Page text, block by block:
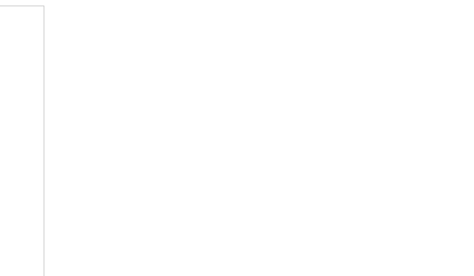
officiellement à Didier Deschamps – Décryptage d'une nomination historique
sa révérence internationale après 12 ans de loyaux services
sur le toit du monde, l'Albiceleste détrônée au bout du suspense !
les Secrets de la Nouvelle Vie de Djamel Belmadi
Yamal du Bitume à la Gloire
renverse les Three Lions et s'offre une finale historique !
ultime des géants européens
les Lions de l'Atlas et s'offrent une troisième demi-finale consécutive !
les Fennecs face au réalisme de la Nati